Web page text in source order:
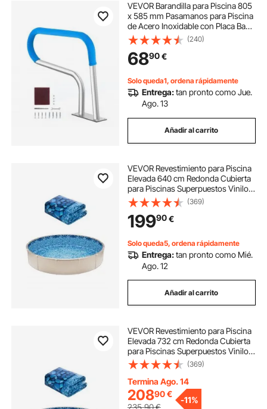
VEVOR Barandilla para Piscina 805
x 585 mm Pasamanos para Piscina
de Acero Inoxidable con Placa Base
Barra de Seguridad Antioxidante
para Piscinas, Interiores,
Exteriores, Terrazas, Spas
(240)
6890€
Solo queda1, ordena rápidamente
Entrega:tan pronto como Jue.
Ago. 13
Añadir al carrito
VEVOR Revestimiento para Piscina
Elevada 640 cm Redonda Cubierta
para Piscinas Superpuestos Vinilo
de Calibre Estándar Altura de Pared
122-137 cm Diseñado para Piscinas
Elevadas con Lados de Acero
(369)
19990€
Solo queda5, ordena rápidamente
Entrega:tan pronto como Mié.
Ago. 12
Añadir al carrito
VEVOR Revestimiento para Piscina
Elevada 732 cm Redonda Cubierta
para Piscinas Superpuestos Vinilo
de Calibre Estándar Altura de Pared
122-137 cm Diseñado para Piscinas
Elevadas con Lados de Acero
(369)
Termina Ago. 14
20890€
-11%